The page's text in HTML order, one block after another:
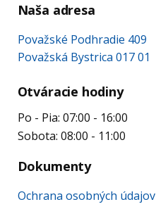
Naša adresa
Považské Podhradie 409
Považská Bystrica 017 01
Otváracie hodiny
Po - Pia: 07:00 - 16:00
Sobota: 08:00 - 11:00
Dokumenty
Ochrana osobných údajov